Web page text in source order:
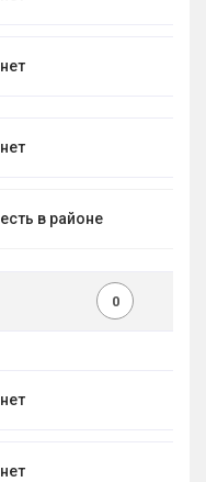
нет
нет
есть в районе
0
нет
нет